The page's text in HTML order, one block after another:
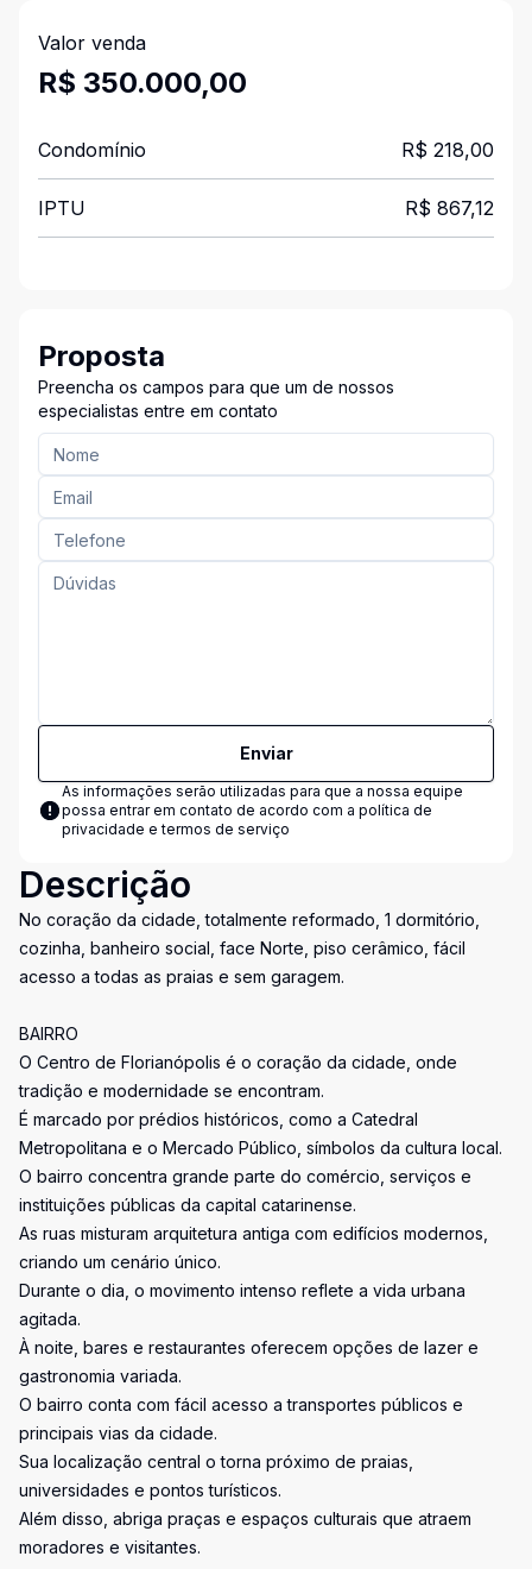
Valor venda
R$ 350.000,00
Condomínio R$ 218,00
IPTU R$ 867,12
Proposta
Preencha os campos para que um de nossos
especialistas entre em contato
Enviar
As informações serão utilizadas para que a nossa equipe
possa entrar em contato de acordo com a política de
privacidade e termos de serviço
Descrição
No coração da cidade, totalmente reformado, 1 dormitório,
cozinha, banheiro social, face Norte, piso cerâmico, fácil
acesso a todas as praias e sem garagem.
BAIRRO
O Centro de Florianópolis é o coração da cidade, onde
tradição e modernidade se encontram.
É marcado por prédios históricos, como a Catedral
Metropolitana e o Mercado Público, símbolos da cultura local.
O bairro concentra grande parte do comércio, serviços e
instituições públicas da capital catarinense.
As ruas misturam arquitetura antiga com edifícios modernos,
criando um cenário único.
Durante o dia, o movimento intenso reflete a vida urbana
agitada.
À noite, bares e restaurantes oferecem opções de lazer e
gastronomia variada.
O bairro conta com fácil acesso a transportes públicos e
principais vias da cidade.
Sua localização central o torna próximo de praias,
universidades e pontos turísticos.
Além disso, abriga praças e espaços culturais que atraem
moradores e visitantes.